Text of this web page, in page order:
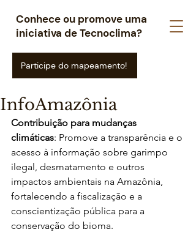
Conhece ou promove uma
iniciativa de Tecnoclima?
Participe do mapeamento!
InfoAmazônia
Contribuição para mudanças
climáticas: Promove a transparência e o
acesso à informação sobre garimpo
ilegal, desmatamento e outros
impactos ambientais na Amazônia,
fortalecendo a fiscalização e a
conscientização pública para a
conservação do bioma.